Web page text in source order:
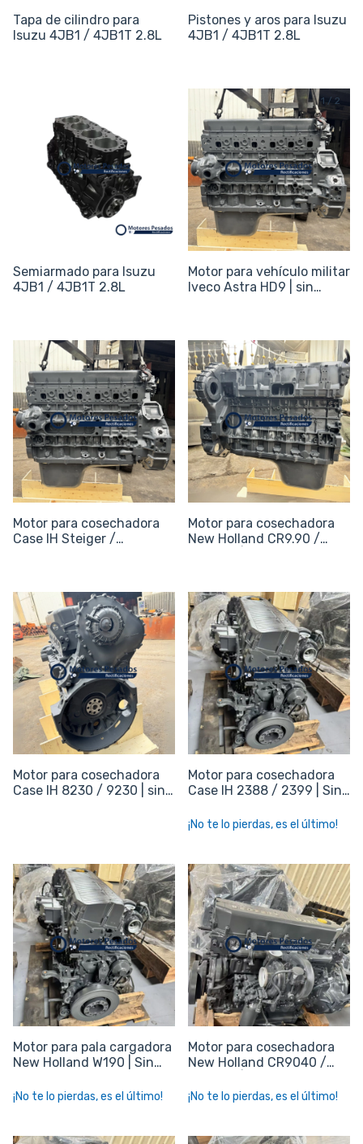
Tapa de cilindro para
Isuzu 4JB1 / 4JB1T 2.8L
Pistones y aros para Isuzu
4JB1 / 4JB1T 2.8L
Semiarmado para Isuzu
4JB1 / 4JB1T 2.8L
1 / 2
Motor para vehículo militar
Iveco Astra HD9 | sin
Motor para cosechadora
Case IH Steiger /
Motor para cosechadora
New Holland CR9.90 /
Motor para cosechadora
Case IH 8230 / 9230 | sin
Motor para cosechadora
Case IH 2388 / 2399 | Sin
¡No te lo pierdas, es el último!
Motor para pala cargadora
New Holland W190 | Sin
¡No te lo pierdas, es el último!
Motor para cosechadora
New Holland CR9040 /
¡No te lo pierdas, es el último!